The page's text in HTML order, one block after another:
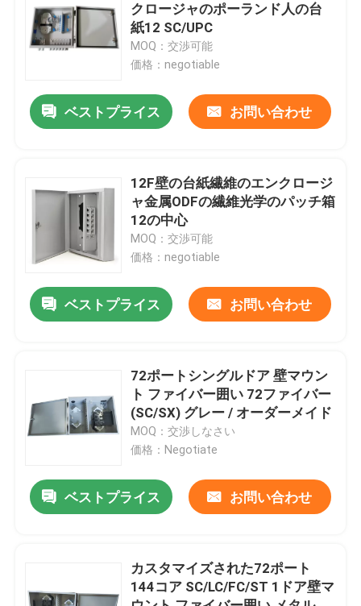
製品
わたしたち に つい て
品質管理
引金 を 求め て ください
繊維パッチ ケーブル
クロージャのポーランド人の台
紙12 SC/UPC
MOQ：交渉可能
価格：negotiable
ベストプライス お問い合わせ
12F壁の台紙繊維のエンクロージ
ャ金属ODFの繊維光学のパッチ箱
12の中心
MOQ：交渉可能
価格：negotiable
ベストプライス お問い合わせ
72ポートシングルドア 壁マウン
ト ファイバー囲い 72ファイバー
(SC/SX) グレー / オーダーメイド
MOQ：交渉しなさい
価格：Negotiate
ベストプライス お問い合わせ
カスタマイズされた72ポート
144コア SC/LC/FC/ST 1ドア壁マ